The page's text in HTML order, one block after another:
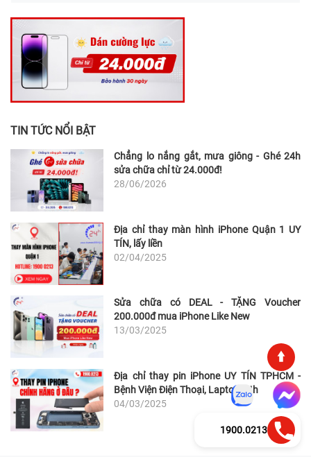
TIN TỨC NỔI BẬT
Chẳng lo nắng gắt, mưa giông - Ghé 24h
sửa chữa chỉ từ 24.000đ!
28/06/2026
Địa chỉ thay màn hình iPhone Quận 1 UY
TÍN, lấy liền
02/04/2025
Sửa chữa có DEAL - TẶNG Voucher
200.000đ mua iPhone Like New
13/03/2025
Địa chỉ thay pin iPhone UY TÍN TPHCM -
Bệnh Viện Điện Thoại, Laptop 24h
04/03/2025
1900.0213